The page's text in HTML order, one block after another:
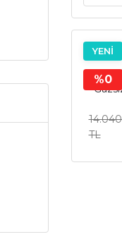
YENİ
%0
Eps
TL